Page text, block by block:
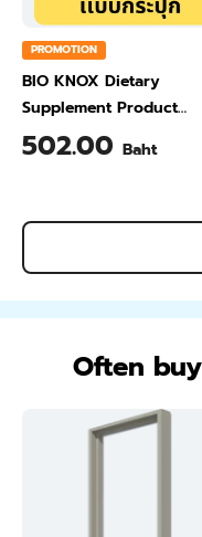
PROMOTION
BIO KNOX Dietary
Supplement Product
Calcium & Vitamin C
Pineapple Flavour 200
502.00 Baht
Often